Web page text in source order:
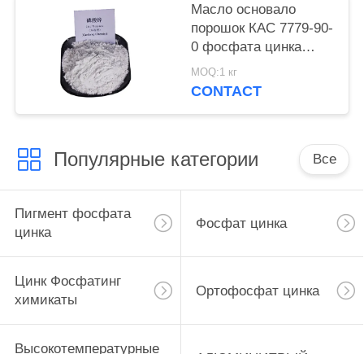
Масло основало
порошок КАС 7779-90-
0 фосфата цинка
краски для корабля и
стальные структуры
MOQ:1 кг
CONTACT
Популярные категории Все
Пигмент фосфата
цинка
Фосфат цинка
Цинк Фосфатинг
химикаты
Ортофосфат цинка
Высокотемпературные